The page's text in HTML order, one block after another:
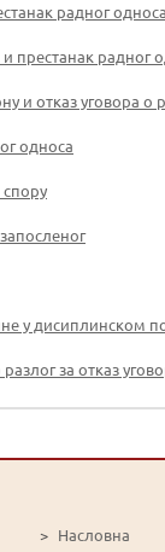
радног односа
престанак радног
и отказ уговора о
односа
спору
у дисиплинском
за отказ
> Насловна